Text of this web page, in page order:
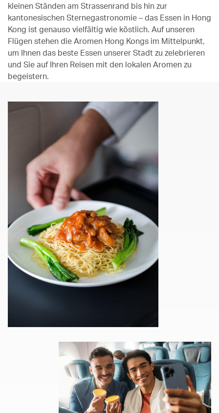
kleinen Ständen am Strassenrand bis hin zur
kantonesischen Sternegastronomie – das Essen in Hong
Kong ist genauso vielfältig wie köstlich. Auf unseren
Flügen stehen die Aromen Hong Kongs im Mittelpunkt,
um Ihnen das beste Essen unserer Stadt zu zelebrieren
und Sie auf Ihren Reisen mit den lokalen Aromen zu
begeistern.